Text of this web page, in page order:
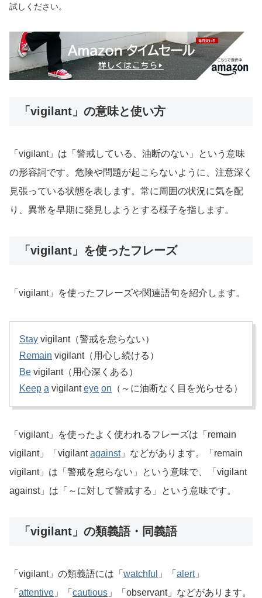
試しください。
「vigilant」の意味と使い方
「vigilant」は「警戒している、油断のない」という意味
の形容詞です。危険や問題が起こらないように、注意深く
見張っている状態を表します。常に周囲の状況に気を配
り、異常を早期に発見しようとする様子を指します。
「vigilant」を使ったフレーズ
「vigilant」を使ったフレーズや関連語句を紹介します。
Stay vigilant（警戒を怠らない）
Remain vigilant（用心し続ける）
Be vigilant（用心深くある）
Keep a vigilanteye on （～に油断なく目を光らせる）
「vigilant」を使ったよく使われるフレーズは「remain
vigilant」「vigilantagainst」などがあります。「remain
vigilant」は「警戒を怠らない」という意味で、「vigilant
against」は「～に対して警戒する」という意味です。
「vigilant」の類義語・同義語
「vigilant」の類義語には「 watchful 」「 alert」
「 attentive 」「 cautious 」「observant」などがあります。